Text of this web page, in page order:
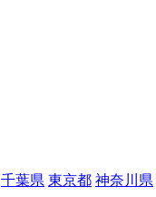
千葉県 東京都 神奈川県